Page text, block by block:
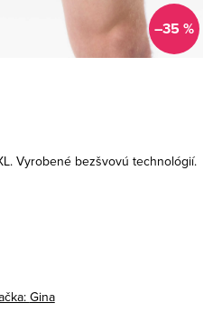
–35 %
Vyrobené bezšvovú technológií.
Gina